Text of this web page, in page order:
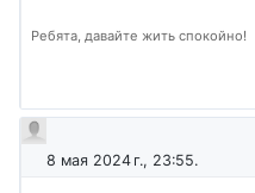
Ребята, давайте жить спокойно!
8 мая 2024 г., 23:55.